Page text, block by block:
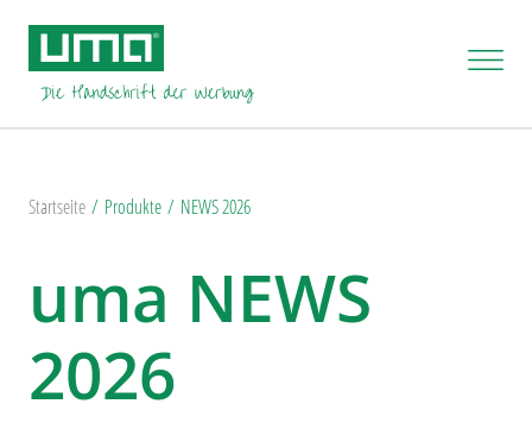
Startseite Produkte NEWS 2026
uma NEWS
2026